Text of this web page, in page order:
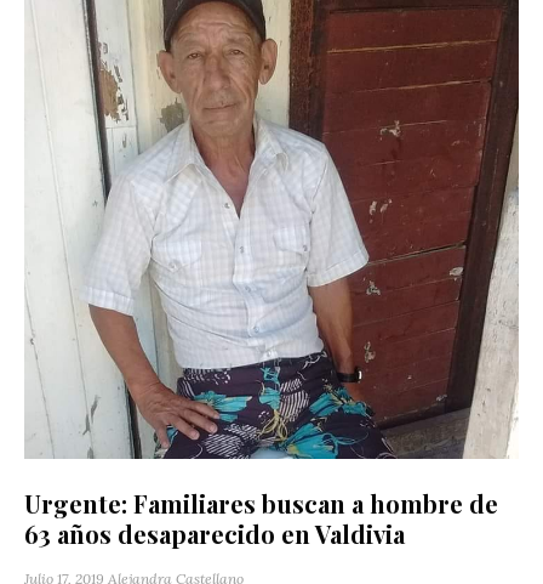
Urgente: Familiares buscan a hombre de
63 años desaparecido en Valdivia
Julio 17, 2019 Alejandra Castellano